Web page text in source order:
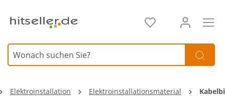
Elektroinstallation Elektroinstallationsmaterial